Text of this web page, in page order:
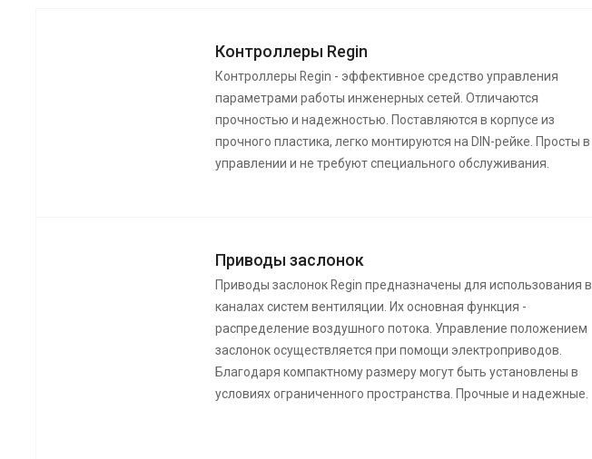
Контроллеры Regin
Контроллеры Regin - эффективное средство управления
параметрами работы инженерных сетей. Отличаются
прочностью и надежностью. Поставляются в корпусе из
прочного пластика, легко монтируются на DIN-рейке. Просты в
управлении и не требуют специального обслуживания.
Приводы заслонок
Приводы заслонок Regin предназначены для использования в
каналах систем вентиляции. Их основная функция -
распределение воздушного потока. Управление положением
заслонок осуществляется при помощи электроприводов.
Благодаря компактному размеру могут быть установлены в
условиях ограниченного пространства. Прочные и надежные.